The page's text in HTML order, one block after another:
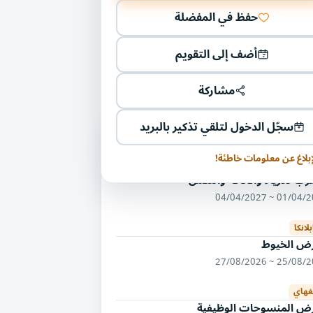
حفظ في المفضلة
أضف إلى التقويم
مشاركة
سجّل الدخول لتلقي تذكير بالبريد
عن معلومات خاطئة!
أخرى في مجال الملابس
والجلود
للأزياء والأناقة والتكس
01/04/2027 ~
الخيوط
25/08/2026 ~
المنسوجات الوظيفية